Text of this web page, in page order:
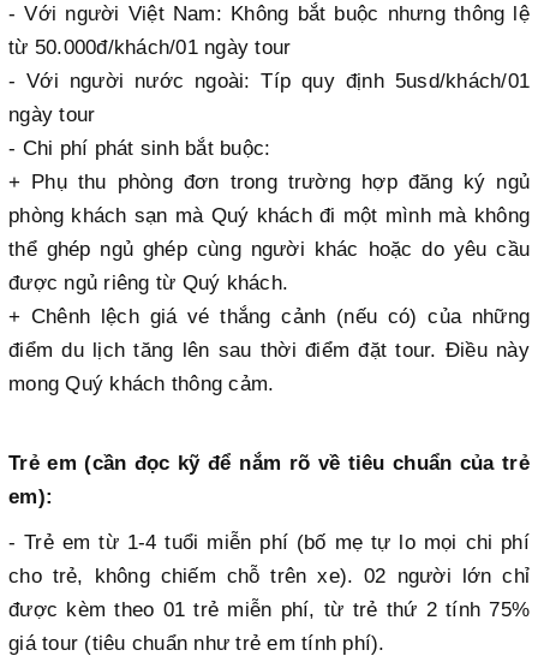
- Với người Việt Nam: Không bắt buộc nhưng thông lệ
từ 50.000đ/khách/01 ngày tour
- Với người nước ngoài: Típ quy định 5usd/khách/01
ngày tour
- Chi phí phát sinh bắt buộc:
+ Phụ thu phòng đơn trong trường hợp đăng ký ngủ
phòng khách sạn mà Quý khách đi một mình mà không
thể ghép ngủ ghép cùng người khác hoặc do yêu cầu
được ngủ riêng từ Quý khách.
+ Chênh lệch giá vé thắng cảnh (nếu có) của những
điểm du lịch tăng lên sau thời điểm đặt tour. Điều này
mong Quý khách thông cảm.
Trẻ em (cần đọc kỹ để nắm rõ về tiêu chuẩn của trẻ
em):
- Trẻ em từ 1-4 tuổi miễn phí (bố mẹ tự lo mọi chi phí
cho trẻ, không chiếm chỗ trên xe). 02 người lớn chỉ
được kèm theo 01 trẻ miễn phí, từ trẻ thứ 2 tính 75%
giá tour (tiêu chuẩn như trẻ em tính phí).